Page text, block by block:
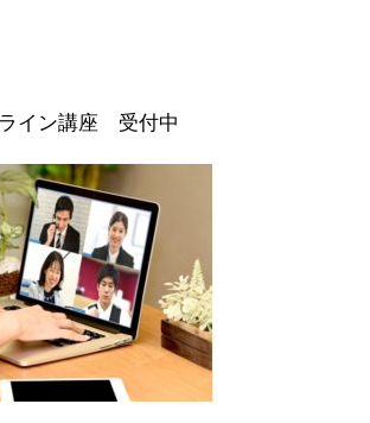
イン講座 受付中